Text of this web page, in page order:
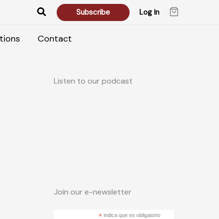
Search Subscribe Log In
Contact
Listen to our podcast
Join our e-newsletter
*indica que es obligatorio